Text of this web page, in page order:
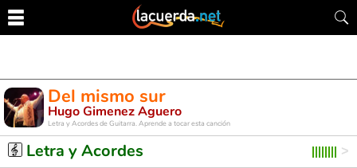
Del mismo sur
Hugo Gimenez Aguero
Letra y Acordes de Guitarra. Aprende a tocar esta canción
Letra y Acordes